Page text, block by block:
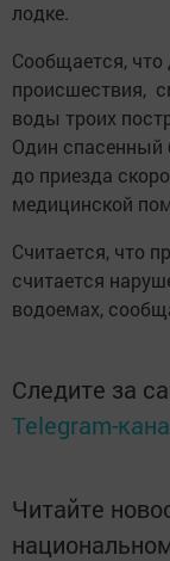
лодке.
Сообщается, что
происшествия,
воды троих
Один спасенный
до приезда
медицинской
Считается, что
считается
водоемах,
Следите за
Telegram-
Читайте